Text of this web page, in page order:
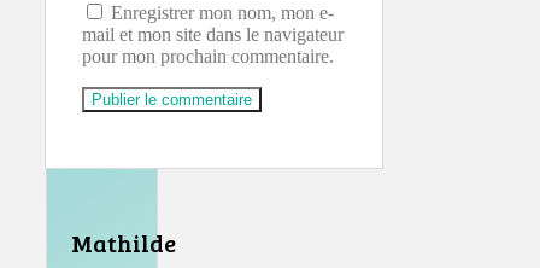
Enregistrer mon nom, mon e-
mail et mon site dans le navigateur
pour mon prochain commentaire.
Mathilde